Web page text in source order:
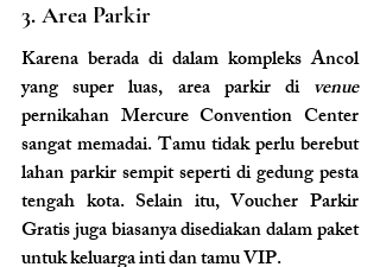
3. Area Parkir
Karena berada di dalam kompleks Ancol
yang super luas, area parkir di
venue
pernikahan Mercure Convention Center
sangat memadai. Tamu tidak perlu berebut
lahan parkir sempit seperti di gedung pesta
tengah kota. Selain itu, Voucher Parkir
Gratis juga biasanya disediakan dalam paket